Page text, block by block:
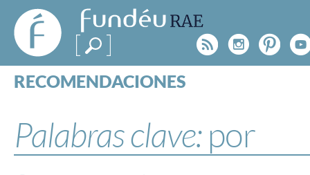
FundéuRAE
- Fundación
del Español
Urgente
Rss
RECOMENDACIONES
ESPECIALES
BLOG
Palabras clave: por